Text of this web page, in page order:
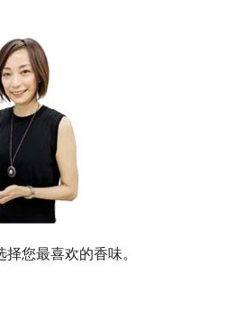
您最喜欢的香味。